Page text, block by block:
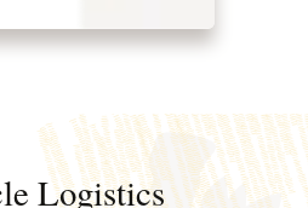
Logistics